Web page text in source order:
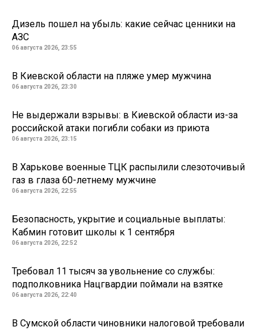
Дизель пошел на убыль: какие сейчас ценники на
АЗС
06 августа 2026, 23:55
В Киевской области на пляже умер мужчина
06 августа 2026, 23:30
Не выдержали взрывы: в Киевской области из-за
российской атаки погибли собаки из приюта
06 августа 2026, 23:15
В Харькове военные ТЦК распылили слезоточивый
газ в глаза 60-летнему мужчине
06 августа 2026, 22:55
Безопасность, укрытие и социальные выплаты:
Кабмин готовит школы к 1 сентября
06 августа 2026, 22:52
Требовал 11 тысяч за увольнение со службы:
подполковника Нацгвардии поймали на взятке
06 августа 2026, 22:40
В Сумской области чиновники налоговой требовали